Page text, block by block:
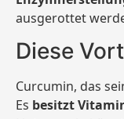
ausgerottet
Diese
Curcumin, das
Es besitzt